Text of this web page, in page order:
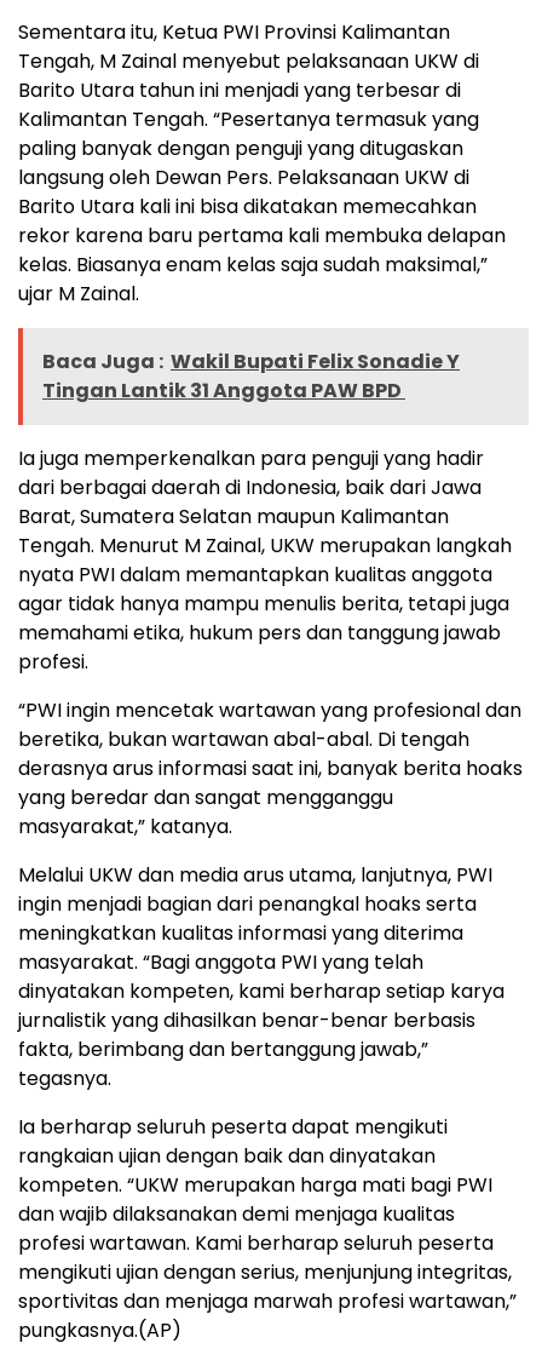
Sementara itu, Ketua PWI Provinsi Kalimantan
Tengah, M Zainal menyebut pelaksanaan UKW di
Barito Utara tahun ini menjadi yang terbesar di
Kalimantan Tengah. “Pesertanya termasuk yang
paling banyak dengan penguji yang ditugaskan
langsung oleh Dewan Pers. Pelaksanaan UKW di
Barito Utara kali ini bisa dikatakan memecahkan
rekor karena baru pertama kali membuka delapan
kelas. Biasanya enam kelas saja sudah maksimal,”
ujar M Zainal.
Baca Juga : Wakil Bupati Felix Sonadie Y
Tingan Lantik 31 Anggota PAW BPD
Ia juga memperkenalkan para penguji yang hadir
dari berbagai daerah di Indonesia, baik dari Jawa
Barat, Sumatera Selatan maupun Kalimantan
Tengah. Menurut M Zainal, UKW merupakan langkah
nyata PWI dalam memantapkan kualitas anggota
agar tidak hanya mampu menulis berita, tetapi juga
memahami etika, hukum pers dan tanggung jawab
profesi.
“PWI ingin mencetak wartawan yang profesional dan
beretika, bukan wartawan abal-abal. Di tengah
derasnya arus informasi saat ini, banyak berita hoaks
yang beredar dan sangat mengganggu
masyarakat,” katanya.
Melalui UKW dan media arus utama, lanjutnya, PWI
ingin menjadi bagian dari penangkal hoaks serta
meningkatkan kualitas informasi yang diterima
masyarakat. “Bagi anggota PWI yang telah
dinyatakan kompeten, kami berharap setiap karya
jurnalistik yang dihasilkan benar-benar berbasis
fakta, berimbang dan bertanggung jawab,”
tegasnya.
Ia berharap seluruh peserta dapat mengikuti
rangkaian ujian dengan baik dan dinyatakan
kompeten. “UKW merupakan harga mati bagi PWI
dan wajib dilaksanakan demi menjaga kualitas
profesi wartawan. Kami berharap seluruh peserta
mengikuti ujian dengan serius, menjunjung integritas,
sportivitas dan menjaga marwah profesi wartawan,”
pungkasnya.(AP)